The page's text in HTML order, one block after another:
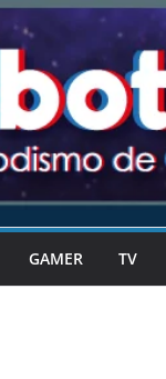
GAMER TV